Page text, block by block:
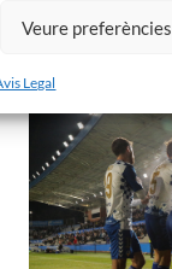
Veure preferències
Legal
SD Logroñés 1 – 1